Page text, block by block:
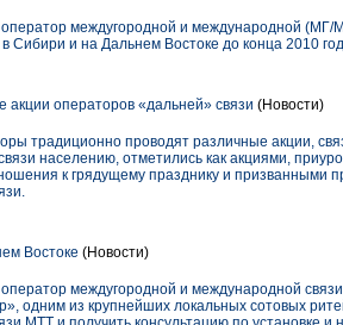
междугородной и международной (МГ/
и на Дальнем Востоке до конца 2010
операторов «дальней» связи (Новости)
традиционно проводят различные акции,
населению, отметились как акциями,
к грядущему празднику и призванными
Востоке (Новости)
междугородной и международной связи
одним из крупнейших локальных сотовых